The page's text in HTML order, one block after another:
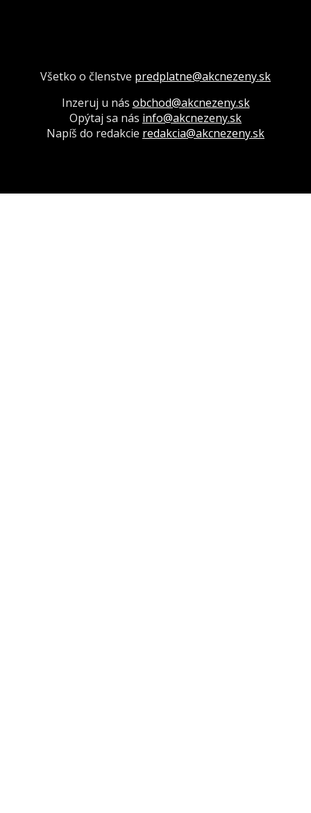
Všetko o členstve predplatne@akcnezeny.sk
Inzeruj u nás obchod@akcnezeny.sk
Opýtaj sa nás info@akcnezeny.sk
Napíš do redakcie redakcia@akcnezeny.sk